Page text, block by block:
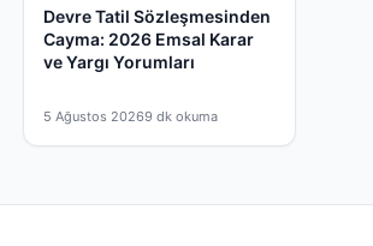
Devre Tatil Sözleşmesinden
Cayma: 2026 Emsal Karar
ve Yargı Yorumları
5 Ağustos 20269 dk okuma